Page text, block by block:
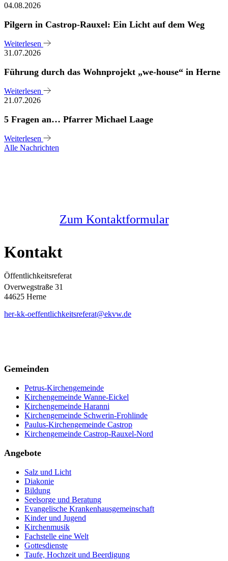
04.08.2026
Pilgern in Castrop-Rauxel: Ein Licht auf dem Weg
Weiterlesen
31.07.2026
Führung durch das Wohnprojekt „we-house“ in Herne
Weiterlesen
21.07.2026
5 Fragen an… Pfarrer Michael Laage
Weiterlesen
Alle Nachrichten
Zum Kontaktformular
Kontakt
Öffentlichkeitsreferat
Overwegstraße 31
44625 Herne
her-kk-oeffentlichkeitsreferat@ekvw.de
Gemeinden
Petrus-Kirchengemeinde
Kirchengemeinde Wanne-Eickel
Kirchengemeinde Haranni
Kirchengemeinde Schwerin-Frohlinde
Paulus-Kirchengemeinde Castrop
Kirchengemeinde Castrop-Rauxel-Nord
Angebote
Salz und Licht
Diakonie
Bildung
Seelsorge und Beratung
Evangelische Krankenhausgemeinschaft
Kinder und Jugend
Kirchenmusik
Fachstelle eine Welt
Gottesdienste
Taufe, Hochzeit und Beerdigung